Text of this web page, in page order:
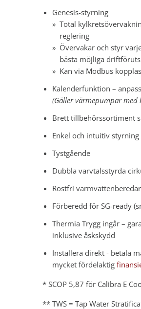
Genesis-styrning
Total
reglering
Övervakar och styr
bästa möjliga
Kan via Modbus
Kalenderfunktion –
(Gäller värmepumpar med
Brett tillbehörssortiment
Enkel och intuitiv
Tystgående
Dubbla varvtalsstyrda
Rostfri
Förberedd för SG-ready
Thermia Trygg ingår –
inklusive åskskydd
Installera direkt - betala
mycket fördelaktig
* SCOP 5,87 för Calibra E
** TWS = Tap Water